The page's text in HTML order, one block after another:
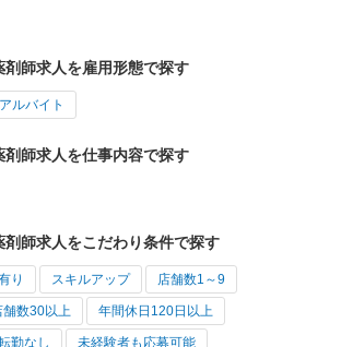
師求人を雇用形態で探す
ルバイト
師求人を仕事内容で探す
師求人をこだわり条件で探す
り スキルアップ 店舗数1～9
舗数30以上 年間休日120日以上
勤なし 未経験者も応募可能